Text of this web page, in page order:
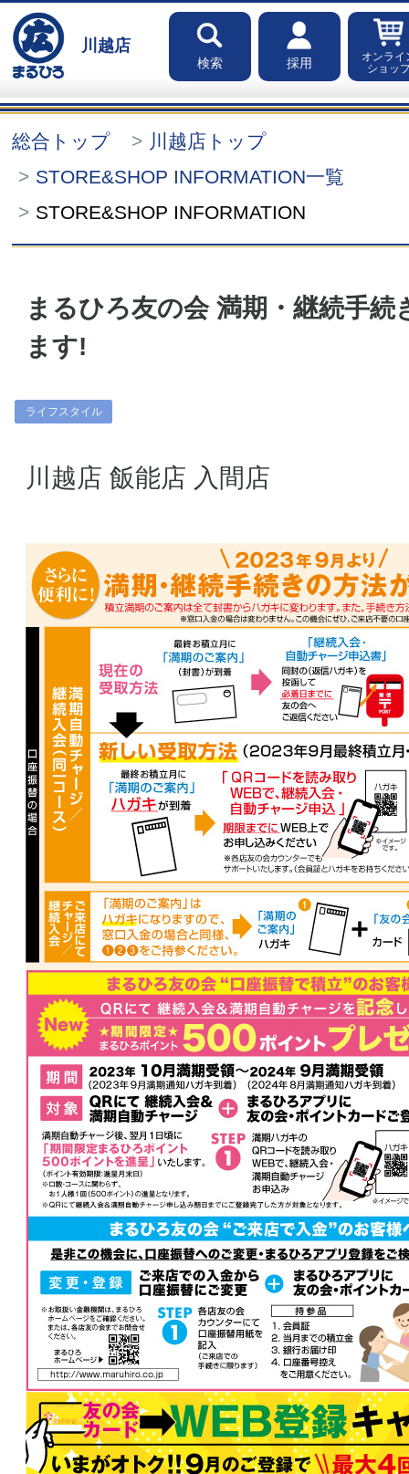
川越店
検索 採用
オンライ
ショッ
総合トップ
川越店トップ
STORE&SHOP INFORMATION一覧
STORE&SHOP INFORMATION
まるひろ友の会 満期・継続手続
ます!
ライフスタイル
川越店 飯能店 入間店